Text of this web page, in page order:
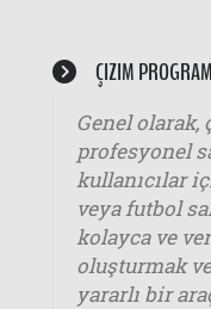
ÇIZIM
Genel olarak,
profesyonel
kullanıcılar
veya futbol
kolayca ve
oluşturmak
yararlı bir